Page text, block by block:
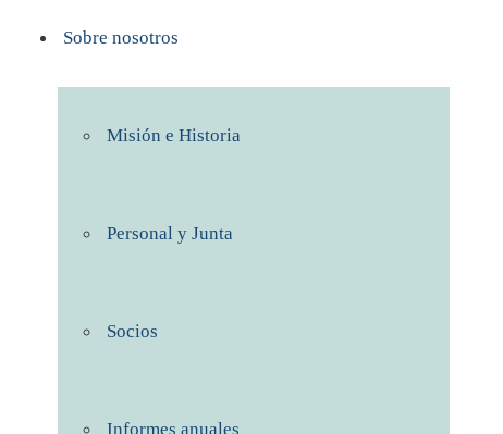
Sobre nosotros
Misión e Historia
Personal y Junta
Socios
Informes anuales